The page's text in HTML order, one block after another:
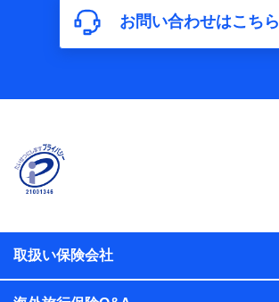
お問い合わせはこちら
取扱い保険会社